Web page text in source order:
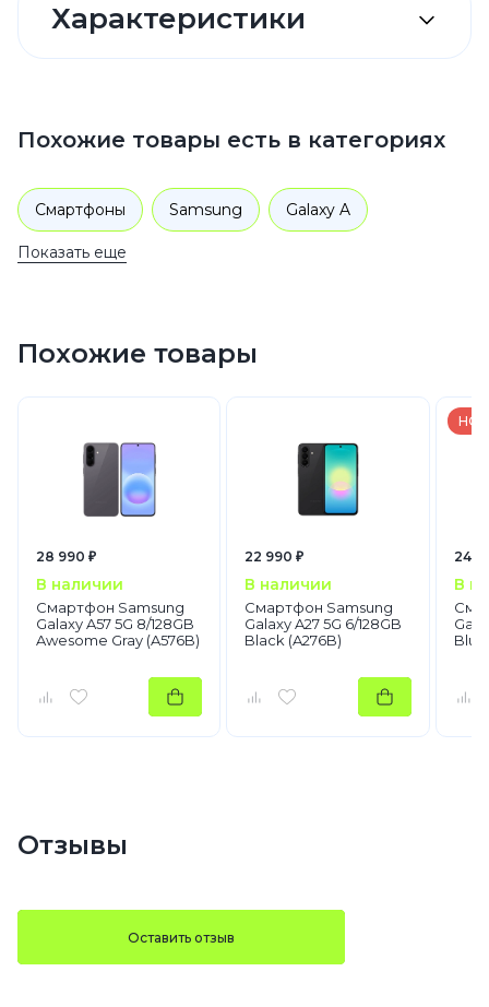
Характеристики
Похожие товары есть в категориях
Смартфоны Samsung Galaxy A
Показать еще
Похожие товары
28 990 ₽
В наличии
Смартфон Samsung
Galaxy A57 5G 8/128GB
Awesome Gray (A576B)
22 990 ₽
В наличии
Смартфон Samsung
Galaxy A27 5G 6/128GB
Black (A276B)
24
В
Blue
Отзывы
Оставить отзыв